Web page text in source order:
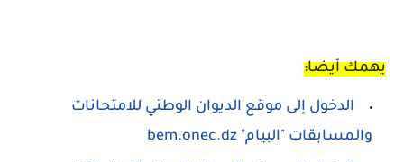
يهمك أيضا:
الدخول إلى موقع الديوان الوطني للامتحانات
والمسابقات "البيام" bem.onec.dz